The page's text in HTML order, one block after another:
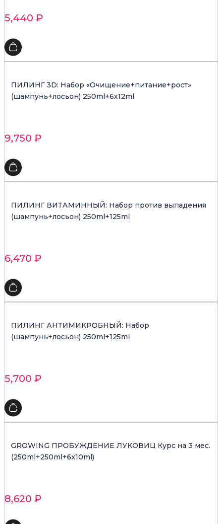
5,440 ₽
ПИЛИНГ 3D: Набор «Очищение+питание+рост»
(шампунь+лосьон) 250ml+6x12ml
9,750 ₽
ПИЛИНГ ВИТАМИННЫЙ: Набор против выпадения
(шампунь+лосьон) 250ml+125ml
6,470 ₽
ПИЛИНГ АНТИМИКРОБНЫЙ: Набор
(шампунь+лосьон) 250ml+125ml
5,700 ₽
GROWING ПРОБУЖДЕНИЕ ЛУКОВИЦ Курс на 3 мес.
(250ml+250ml+6x10ml)
8,620 ₽